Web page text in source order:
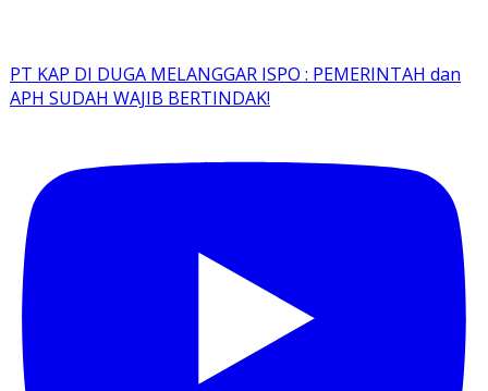
PT KAP DI DUGA MELANGGAR ISPO : PEMERINTAH dan
APH SUDAH WAJIB BERTINDAK!